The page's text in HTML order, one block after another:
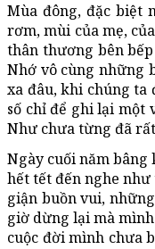
Mùa đông, đặc biệt
rơm, mùi của mẹ,
thân thương bên
Nhớ vô cùng những
xa đâu, khi chúng
số chỉ để ghi lại một
Như chưa từng đã
Ngày cuối năm
hết tết đến nghe
giận buồn vui,
giờ dừng lại mà
cuộc đời mình chưa